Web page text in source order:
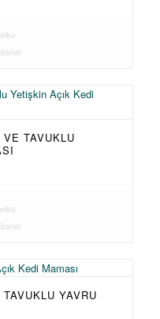
TAVUKLU
YAVRU